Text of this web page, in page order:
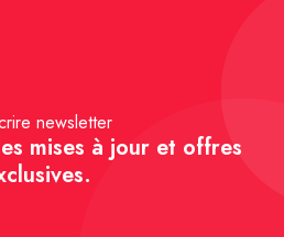
newsletter
mises à jour et offres